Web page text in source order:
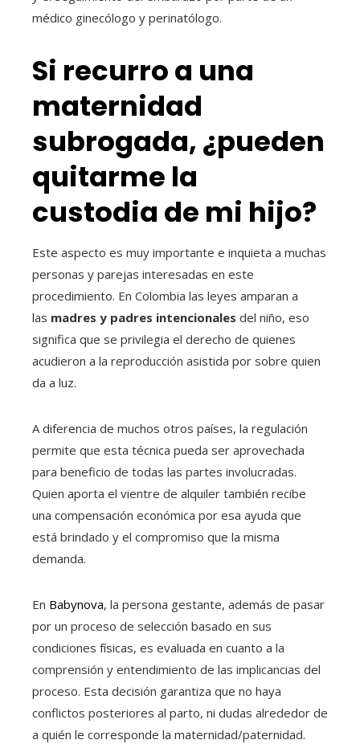
médico ginecólogo y perinatólogo.
Si recurro a una
maternidad
subrogada, ¿pueden
quitarme la
custodia de mi hijo?
Este aspecto es muy importante e inquieta a muchas
personas y parejas interesadas en este
procedimiento. En Colombia las leyes amparan a
las madres y padres intencionales del niño, eso
significa que se privilegia el derecho de quienes
acudieron a la reproducción asistida por sobre quien
da a luz.
A diferencia de muchos otros países, la regulación
permite que esta técnica pueda ser aprovechada
para beneficio de todas las partes involucradas.
Quien aporta el vientre de alquiler también recibe
una compensación económica por esa ayuda que
está brindado y el compromiso que la misma
demanda.
En Babynova, la persona gestante, además de pasar
por un proceso de selección basado en sus
condiciones físicas, es evaluada en cuanto a la
comprensión y entendimiento de las implicancias del
proceso. Esta decisión garantiza que no haya
conflictos posteriores al parto, ni dudas alrededor de
a quién le corresponde la maternidad/paternidad.